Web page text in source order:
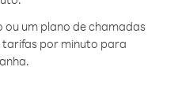
um plano de chamadas
por minuto para